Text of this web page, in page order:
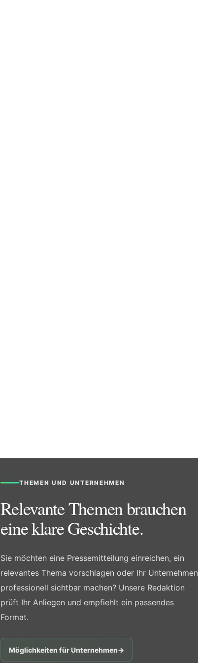
THEMEN UND UNTERNEHMEN
Relevante Themen brauchen
eine klare Geschichte.
Sie möchten eine Pressemitteilung einreichen, ein
relevantes Thema vorschlagen oder Ihr Unternehmen
professionell sichtbar machen? Unsere Redaktion
prüft Ihr Anliegen und empfiehlt ein passendes
Format.
Möglichkeiten für Unternehmen→